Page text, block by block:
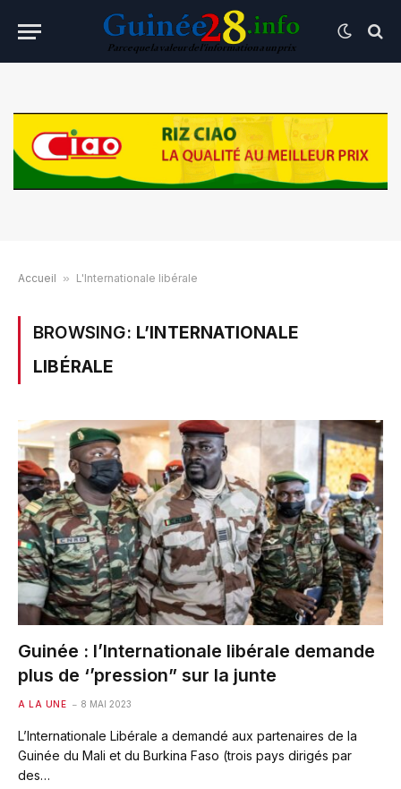
Accueil » L'Internationale libérale
BROWSING: L’INTERNATIONALE
LIBÉRALE
Guinée : l’Internationale libérale demande
plus de ‘’pression” sur la junte
A LA UNE 8 MAI 2023
L’Internationale Libérale a demandé aux partenaires de la
Guinée du Mali et du Burkina Faso (trois pays dirigés par
des…